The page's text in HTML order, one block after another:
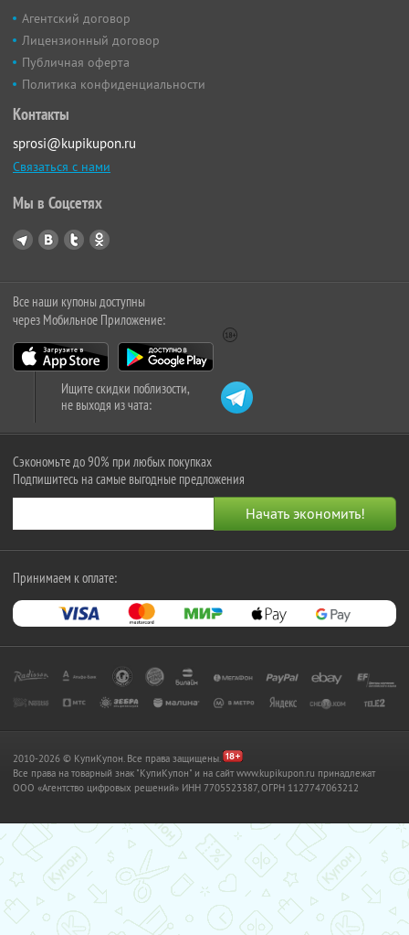
Агентский договор
Лицензионный договор
Публичная оферта
Политика конфиденциальности
Контакты
sprosi@kupikupon.ru
Связаться с нами
Мы в Соцсетях
Все наши купоны доступны
через Мобильное Приложение:
Ищите скидки поблизости,
не выходя из чата:
Сэкономьте до 90% при любых покупках
Подпишитесь на самые выгодные предложения
Принимаем к оплате:
2010-2026 © КупиКупон. Все права защищены.
Все права на товарный знак "КупиКупон" и на сайт www.kupikupon.ru принадлежат
OOO «Агентство цифровых решений» ИНН 7705523387, ОГРН 1127747063212